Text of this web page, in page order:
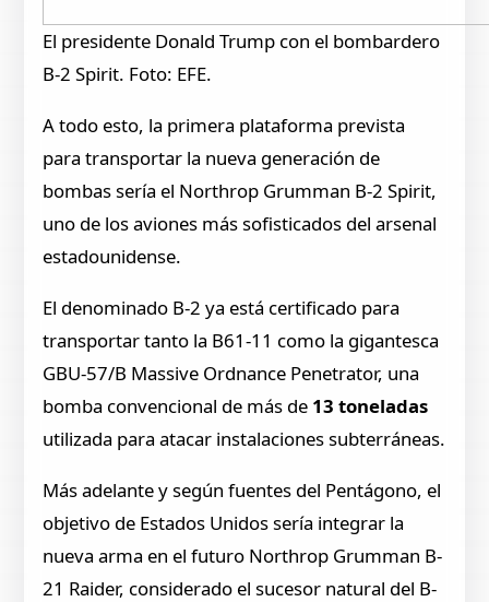
El presidente Donald Trump con el bombardero
B-2 Spirit. Foto: EFE.
A todo esto, la primera plataforma prevista
para transportar la nueva generación de
bombas sería el Northrop Grumman B-2 Spirit,
uno de los aviones más sofisticados del arsenal
estadounidense.
El denominado B-2 ya está certificado para
transportar tanto la B61-11 como la gigantesca
GBU-57/B Massive Ordnance Penetrator, una
bomba convencional de más de 13 toneladas
utilizada para atacar instalaciones subterráneas.
Más adelante y según fuentes del Pentágono, el
objetivo de Estados Unidos sería integrar la
nueva arma en el futuro Northrop Grumman B-
21 Raider, considerado el sucesor natural del B-